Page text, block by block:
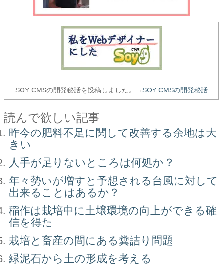
SOY CMSの開発秘話を投稿しました。→SOY CMSの開発秘話
読んで欲しい記事
昨今の肥料不足に関して改善する余地は大
きい
人手が足りないところは何処か？
年々勢いが増すと予想される台風に対して
出来ることはあるか？
稲作は栽培中に土壌環境の向上ができる確
信を得た
栽培と畜産の間にある糞詰り問題
緑泥石から土の形成を考える